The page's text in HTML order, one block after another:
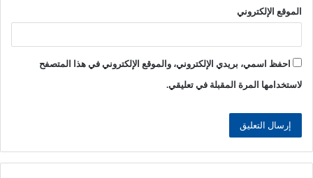
الموقع الإلكتروني
احفظ اسمي، بريدي الإلكتروني، والموقع الإلكتروني في هذا المتصفح
لاستخدامها المرة المقبلة في تعليقي.